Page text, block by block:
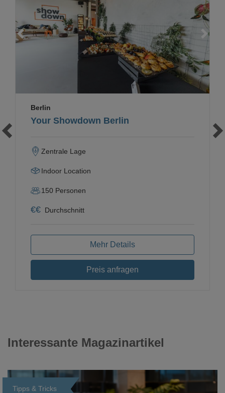
Loading...
Your Showdown Berlin
Berlin
Zentrale Lage
Indoor Location
150 Personen
€€ Durchschnitt
Mehr Details
Preis anfragen
Interessante Magazinartikel
Tipps & Tricks